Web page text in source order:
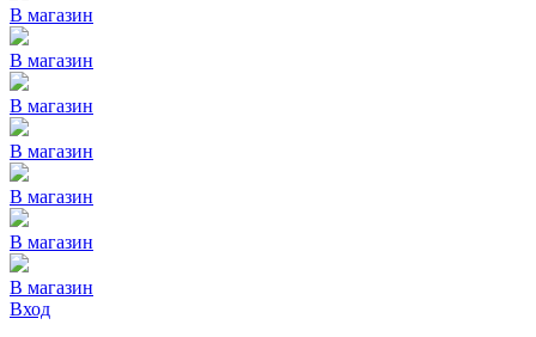
В магазин
В магазин
В магазин
В магазин
В магазин
В магазин
В магазин
Вход